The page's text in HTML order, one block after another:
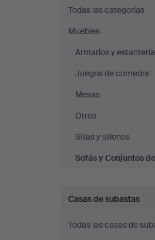
y
Conjuntos
de
sala
en
Todas las categorías
Muebles
Armarios y
Juegos de comedor
Mesas
Otros
Sillas y sillones
Sofás y Conjuntos
Casas de subastas
Todas las casas de